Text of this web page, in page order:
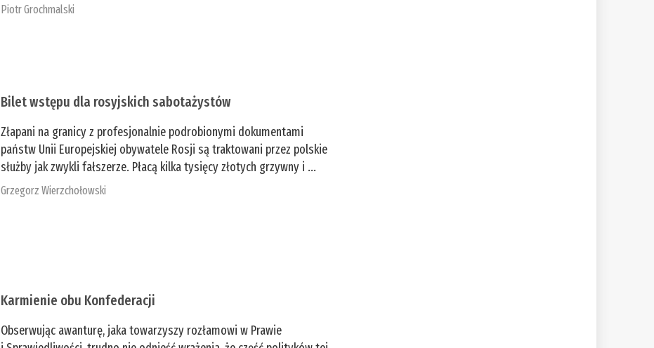
Piotr Grochmalski
Bilet wstępu dla rosyjskich sabotażystów
Złapani na granicy z profesjonalnie podrobionymi dokumentami
państw Unii Europejskiej obywatele Rosji są traktowani przez polskie
służby jak zwykli fałszerze. Płacą kilka tysięcy złotych grzywny i ...
Grzegorz Wierzchołowski
Karmienie obu Konfederacji
Obserwując awanturę, jaka towarzyszy rozłamowi w Prawie